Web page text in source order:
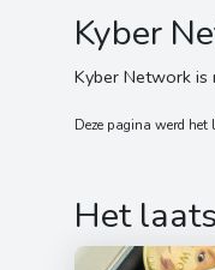
Kyber
Kyber Network is
Deze pagina werd
Het